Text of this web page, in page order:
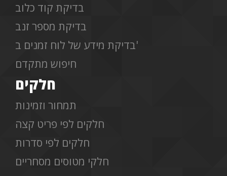
בדיקת קוד כלוב
בדיקת מספר זנב
בדיקת מידע של לוח זמנים ב'
חיפוש מתקדם
חלקים
תמחור וזמינות
חלקים לפי פריט קצה
חלקים לפי סדרות
חלקי מטוסים מסחריים